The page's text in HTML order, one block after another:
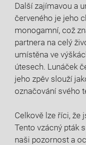
Další zajímavou a
červeného je jeho
monogamní, což
partnera na celý
umístěna ve
útesech. Lunáček
jeho zpěv slouží
označování svého
Celkově lze říci, že
Tento vzácný pták
naši pozornost a